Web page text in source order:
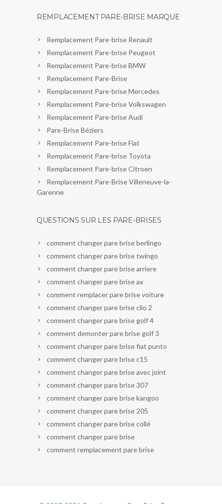
REMPLACEMENT PARE-BRISE MARQUE
Remplacement Pare-brise Renault
Remplacement Pare-brise Peugeot
Remplacement Pare-brise BMW
Remplacement Pare-Brise
Remplacement Pare-brise Mercedes
Remplacement Pare-brise Volkswagen
Remplacement Pare-brise Audi
Pare-Brise Béziers
Remplacement Pare-brise Fiat
Remplacement Pare-brise Toyota
Remplacement Pare-brise Citroen
Remplacement Pare-Brise Villeneuve-la-
Garenne
QUESTIONS SUR LES PARE-BRISES
comment changer pare brise berlingo
comment changer pare brise twingo
comment changer pare brise arriere
comment changer pare brise ax
comment remplacer pare brise voiture
comment changer pare brise clio 2
comment changer pare brise golf 4
comment demonter pare brise golf 3
comment changer pare brise fiat punto
comment changer pare brise c15
comment changer pare brise avec joint
comment changer pare brise 307
comment changer pare brise kangoo
comment changer pare brise 205
comment changer pare brise collé
comment changer pare brise
comment remplacement pare brise